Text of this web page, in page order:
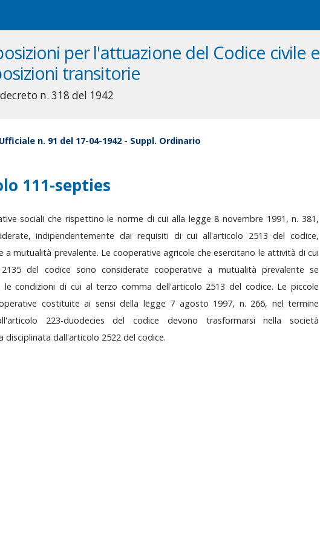
per l'attuazione del Codice civile e
transitorie
n. 318 del 1942
n. 91 del 17-04-1942 - Suppl. Ordinario
111-septies
socialiche rispettinolenorme dicuialla legge8novembre 1991,n.381,
indipendentementedai requisiti dicui all'articolo 2513delcodice,
amutualità prevalente. Le cooperativeagricolecheesercitano le attività dicui
2135del codice sonoconsideratecooperativea mutualità prevalentese
lecondizionidi cui alterzo comma dell'articolo 2513del codice. Lepiccole
costituiteai sensidella legge 7 agosto 1997, n. 266, neltermine
223-duodeciesdel codice devono trasformarsinella società
disciplinata dall'articolo 2522 del codice.